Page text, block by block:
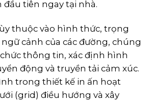
đầu tiên ngay tại nhà.
thuộc vào hình thức, trọng
cảnh của các đường, chúng
thông tin, xác định hình
động và truyền tải cảm xúc.
trong thiết kế in ấn hoạt
(grid) điều hướng và xây